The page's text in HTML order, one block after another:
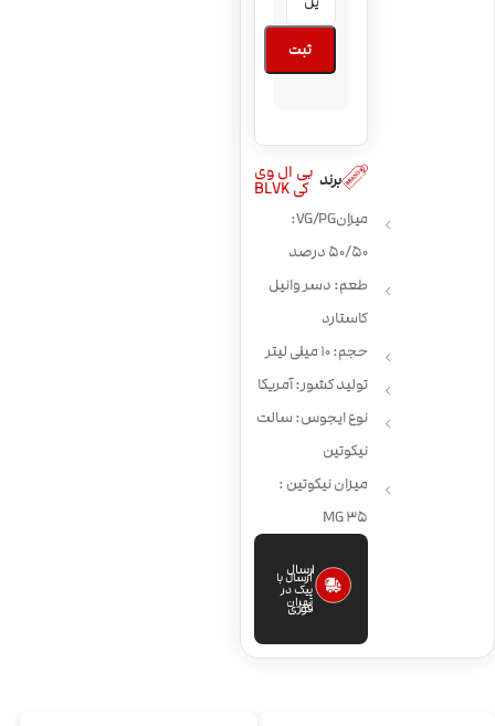
ثبت
برند بی ال وی
کی BLVK
میزان VG/PG:
50/50 درصد
طعم: دسر وانیل
کاستارد
حجم: 10 میلی لیتر
تولید کشور: آمریکا
نوع ایجوس: سالت
نیکوتین
میزان نیکوتین :
35 MG
ارسال
فوری
ارسال با
پیک در
تهران